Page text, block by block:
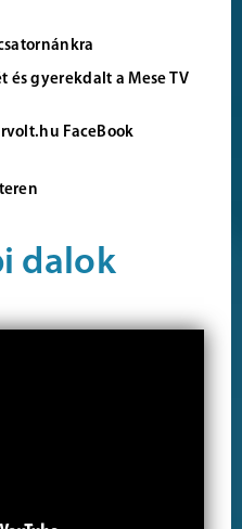
és gyerekdalt a Mese TV
FaceBook
dalok